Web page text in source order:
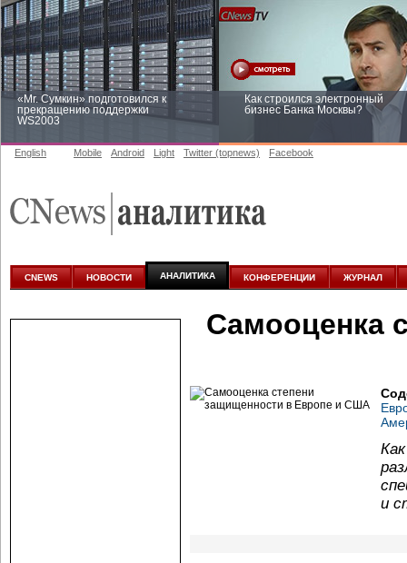
«Mr. Сумкин» подготовился к
прекращению поддержки
WS2003
Как строился электронный
бизнес Банка Москвы?
аналитике
English Mobile Android Light Twitter (topnews) Facebook
CNEWS НОВОСТИ АНАЛИТИКА КОНФЕРЕНЦИИ ЖУРНАЛ
Самооценка
и